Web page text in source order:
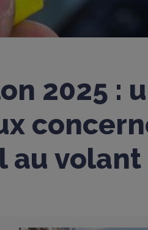
2025 :
au volant